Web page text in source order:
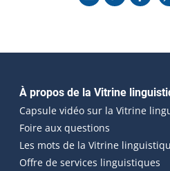
Navigation
À propos de la Vitrine
Capsule vidéo sur la Vitrine
Foire aux questions
Les mots de la Vitrine
Offre de services linguistiques